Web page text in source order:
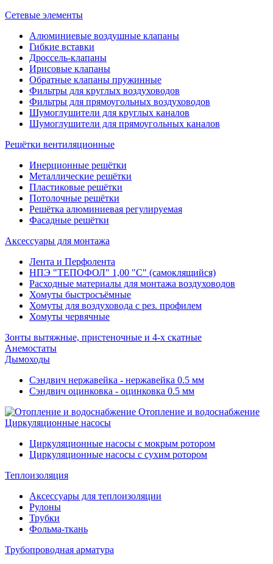
Сетевые элементы
Алюминиевые воздушные клапаны
Гибкие вставки
Дроссель-клапаны
Ирисовые клапаны
Обратные клапаны пружинные
Фильтры для круглых воздуховодов
Фильтры для прямоугольных воздуховодов
Шумоглушители для круглых каналов
Шумоглушители для прямоугольных каналов
Решётки вентиляционные
Инерционные решётки
Металлические решётки
Пластиковые решётки
Потолочные решётки
Решётка алюминиевая регулируемая
Фасадные решётки
Аксессуары для монтажа
Лента и Перфолента
НПЭ "ТЕПОФОЛ" 1,00 "С" (самоклящийся)
Расходные материалы для монтажа воздуховодов
Хомуты быстросъёмные
Хомуты для воздуховода с рез. профилем
Хомуты червячные
Зонты вытяжные, пристеночные и 4-х скатные
Анемостаты
Дымоходы
Сэндвич нержавейка - нержавейка 0.5 мм
Сэндвич оцинковка - оцинковка 0.5 мм
Отопление и водоснабжение
Циркуляционные насосы
Циркуляционные насосы с мокрым ротором
Циркуляционные насосы с сухим ротором
Теплоизоляция
Аксессуары для теплоизоляции
Рулоны
Трубки
Фольма-ткань
Трубопроводная арматура